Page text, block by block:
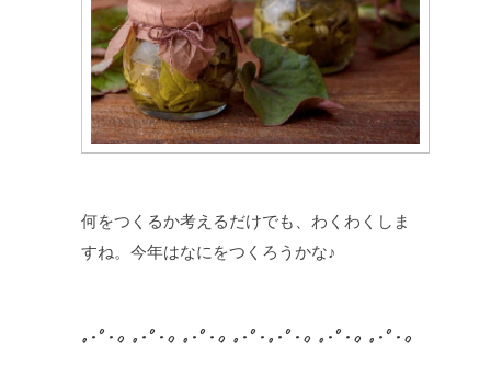
何をつくるか考えるだけでも、わくわくしま
すね。今年はなにをつくろうかな♪
｡・ﾟ・。｡・ﾟ・。｡・ﾟ・。｡・ﾟ・｡・ﾟ・。｡・ﾟ・。｡・ﾟ・。